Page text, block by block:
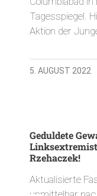
Tagesspiegel.
Aktion der
5. AUGUST 2022
Geduldete
Rzehaczek!
Aktualisierte